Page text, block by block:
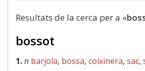
Resultats de la cerca per a «
bossot
1.n barjola, bossa, coixinera, sac,